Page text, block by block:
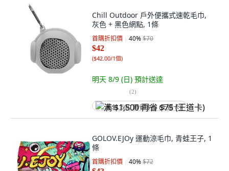
Chill Outdoor 戶外便攜式速乾毛巾,
灰色 + 黑色網點, 1條
首購折扣價 40%$70
$42
($42.00/1個)
明天 8/9 (日) 預計送達
(2)
满 $1,500 再省 $75 (王道卡)
GOLOV.EJOy 運動涼毛巾, 青蛙王子, 1
條
首購折扣價 40%$72